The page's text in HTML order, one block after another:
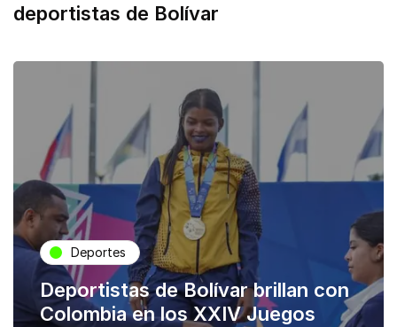
deportistas de Bolívar
Deportes
Deportistas de Bolívar brillan con
Colombia en los XXIV Juegos